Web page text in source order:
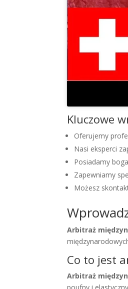
Kluczowe
Oferujemy
Nasi eksperci
Posiadamy
Zapewniamy
Możesz
Arbitraż
Co to jest
Arbitraż
poufny i